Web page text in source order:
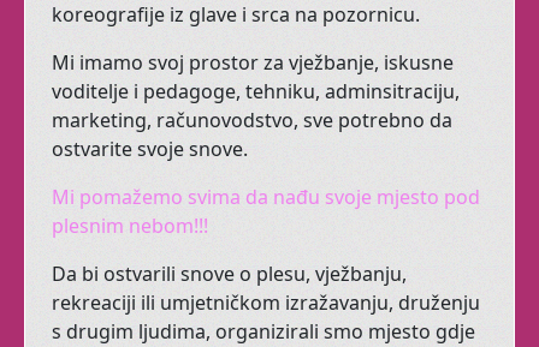
terminima
Treba li gluma Vašoj
Vaših malenih
samopouzdanje, maštovitost,
koncentraciju, suradnju, empatiju i
koreografije iz glavei srca na pozornicu.
Mi imamo svoj prostorza vježbanje, iskusne
voditeljei pedagoge, tehniku, adminsitraciju,
marketing, računovodstvo, sve potrebno da
ostvaritesvojesnove.
Mi pomažemo svima da nađu svoje mjesto pod
plesnim nebom!!!
Da bi ostvarili snoveo plesu, vježbanju,
rekreaciji ili umjetničkom izražavanju, druženju
s drugim ljudima, organizirali smo mjesto gdje